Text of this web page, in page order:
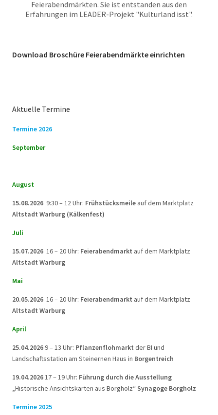
Feierabendmärkten. Sie ist entstanden aus den
Erfahrungen im LEADER-Projekt "Kulturland isst".
Download Broschüre Feierabendmärkte einrichten
Aktuelle Termine
Termine 2026
September
August
15.08.2026 9:30 – 12 Uhr: Frühstücksmeile auf dem Marktplatz
Altstadt Warburg (Kälkenfest)
Juli
15.07.2026 16 – 20 Uhr: Feierabendmarkt auf dem Marktplatz
Altstadt Warburg
Mai
20.05.2026 16 – 20 Uhr: Feierabendmarkt auf dem Marktplatz
Altstadt Warburg
April
25.04.20269 – 13 Uhr: Pflanzenflohmarkt der BI und
Landschaftsstation am Steinernen Haus in Borgentreich
19.04.202617 – 19 Uhr: Führung durch die Ausstellung
„Historische Ansichtskarten aus Borgholz“ Synagoge Borgholz
Termine 2025